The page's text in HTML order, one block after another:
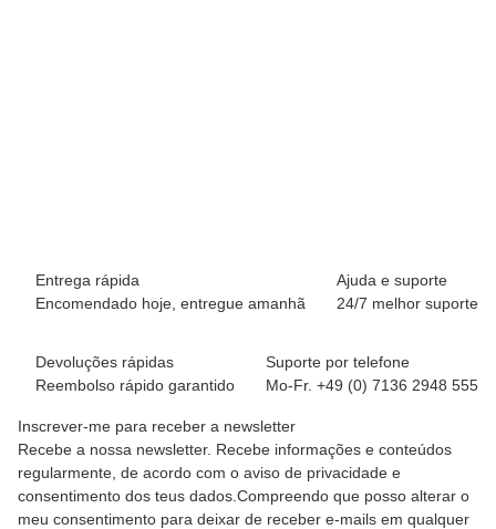
Entrega rápida
Encomendado hoje, entregue amanhã
Ajuda e suporte
24/7 melhor suporte
Devoluções rápidas
Reembolso rápido garantido
Suporte por telefone
Mo-Fr. +49 (0) 7136 2948 555
Inscrever-me para receber a newsletter
Recebe a nossa newsletter. Recebe informações e conteúdos
regularmente, de acordo com o aviso de privacidade e
consentimento dos teus dados.Compreendo que posso alterar o
meu consentimento para deixar de receber e-mails em qualquer